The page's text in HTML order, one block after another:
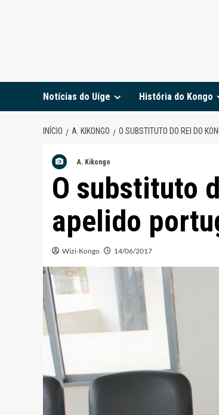
Notícias do Uíge História do Kongo
INÍCIO A. KIKONGO O SUBSTITUTO DO REI DO
A. Kikongo
O substituto
apelido
Wizi-Kongo 14/06/2017